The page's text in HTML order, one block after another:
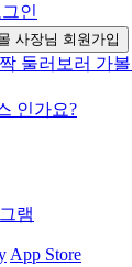
인
사장님 회원가입
인가요?
램
App Store